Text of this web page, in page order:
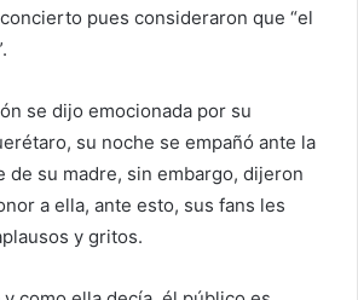
pues consideraron que “el
se dijo emocionada por su
su noche se empañó ante la
de su madre, sin embargo, dijeron
a ella, ante esto, sus fans les
y gritos.